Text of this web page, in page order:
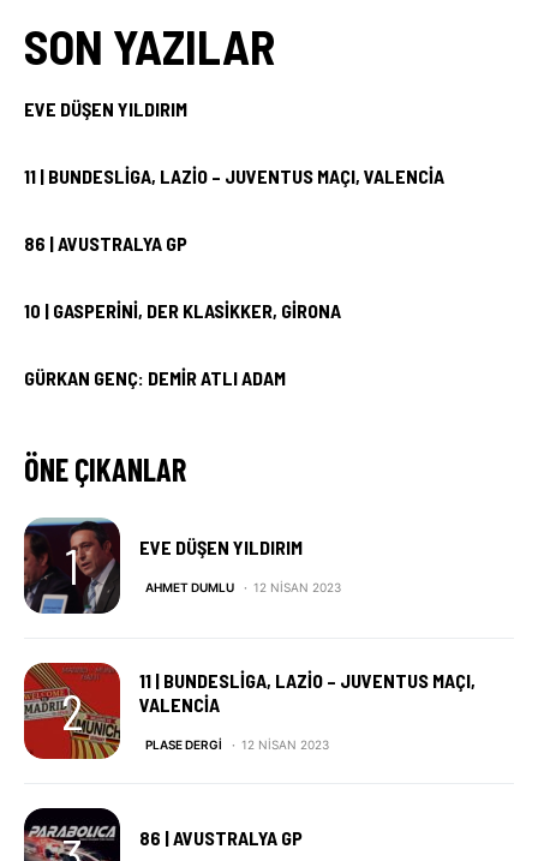
SON YAZILAR
EVE DÜŞEN YILDIRIM
11 | BUNDESLIGA, LAZIO – JUVENTUS MAÇI, VALENCIA
86 | AVUSTRALYA GP
10 | GASPERINI, DER KLASIKKER, GIRONA
GÜRKAN GENÇ: DEMIR ATLI ADAM
ÖNE ÇIKANLAR
EVE DÜŞEN YILDIRIM
AHMET DUMLU 12 NISAN 2023
11 | BUNDESLIGA, LAZIO – JUVENTUS MAÇI,
VALENCIA
PLASE DERGI 12 NISAN 2023
86 | AVUSTRALYA GP